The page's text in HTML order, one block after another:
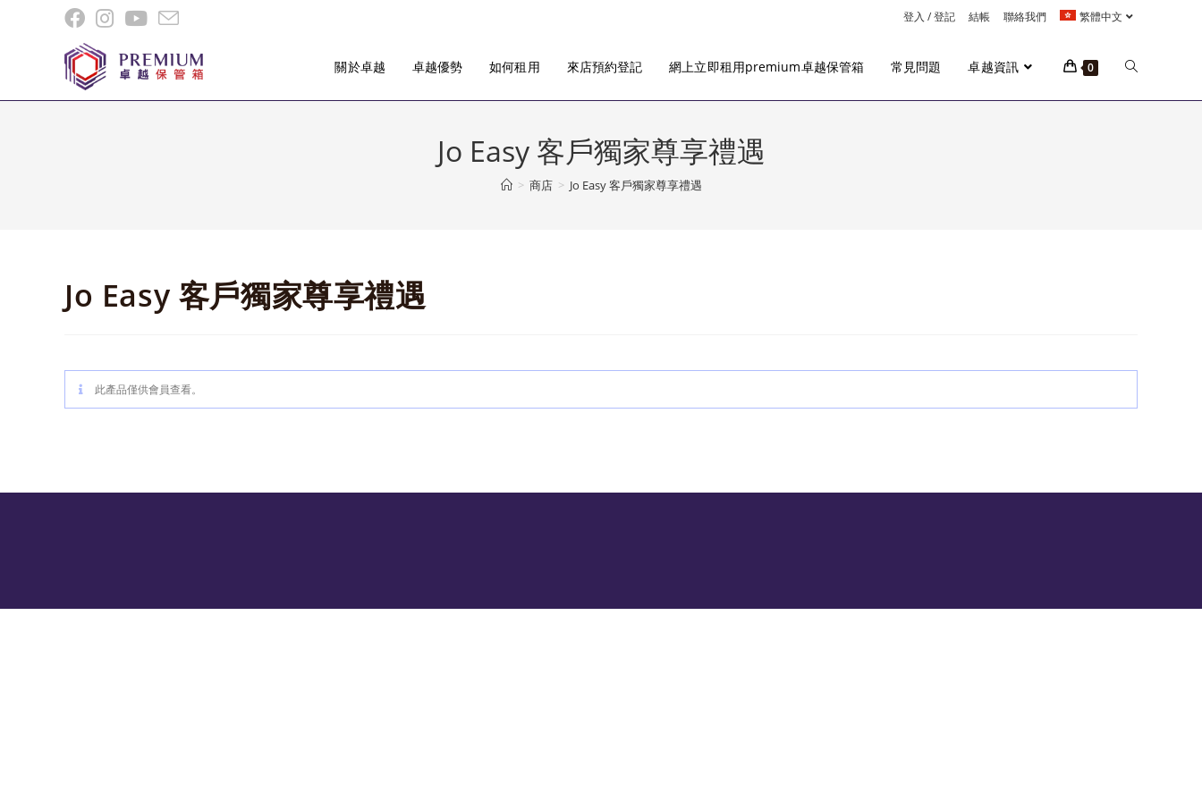
登入 / 登記 結帳 聯絡我們 繁體中文
關於卓越 卓越優勢 如何租用 來店預約登記 網上立即租用premium卓越保管箱 常見問題 卓越資訊 0 Toggle
Jo Easy 客戶獨家尊享禮遇
> 商店 > Jo Easy 客戶獨家尊享禮遇
Jo Easy 客戶獨家尊享禮遇
此產品僅供會員查看。